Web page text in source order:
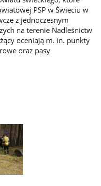
PSP w Świeciu w
z jednoczesnym
na terenie Nadleśnictw
oceniają m. in. punkty
oraz pasy